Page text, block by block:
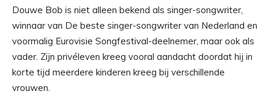
Douwe Bob is niet alleen bekend als singer-songwriter,
winnaar van De beste singer-songwriter van Nederland en
voormalig Eurovisie Songfestival-deelnemer, maar ook als
vader. Zijn privéleven kreeg vooral aandacht doordat hij in
korte tijd meerdere kinderen kreeg bij verschillende
vrouwen.